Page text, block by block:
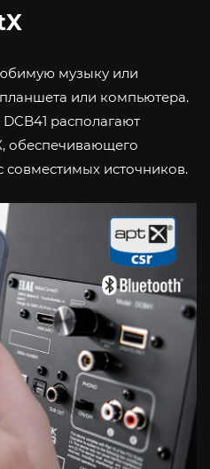
музыку или
или компьютера.
располагают
обеспечивающего
совместимых источников.